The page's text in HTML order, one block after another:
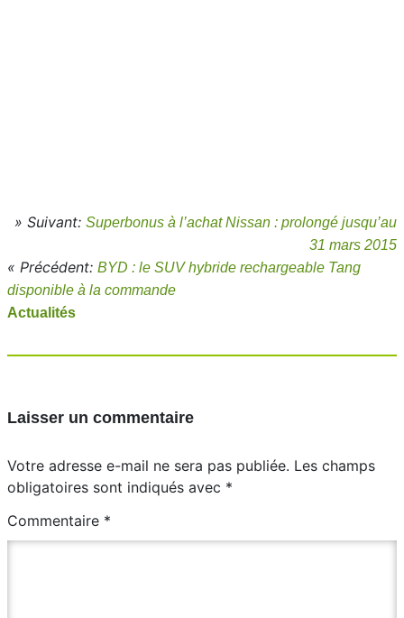
» Suivant: Superbonus à l’achat Nissan : prolongé jusqu’au
31 mars 2015
« Précédent: BYD : le SUV hybride rechargeable Tang
disponible à la commande
Actualités
Laisser un commentaire
Votre adresse e-mail ne sera pas publiée. Les champs
obligatoires sont indiqués avec *
Commentaire *